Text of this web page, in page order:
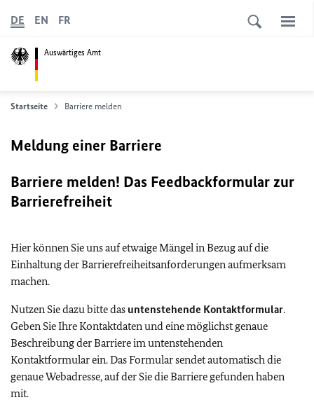
Auswärtiges Amt
DE EN FR
Startseite Barriere melden
Meldung einer Barriere
Barriere melden! Das Feedbackformular zur
Barrierefreiheit
Hier können Sie uns auf etwaige Mängel in Bezug auf die
Einhaltung der Barrierefreiheitsanforderungen aufmerksam
machen.
Nutzen Sie dazu bitte das untenstehende Kontaktformular.
Geben Sie Ihre Kontaktdaten und eine möglichst genaue
Beschreibung der Barriere im untenstehenden
Kontaktformular ein. Das Formular sendet automatisch die
genaue Webadresse, auf der Sie die Barriere gefunden haben
mit.